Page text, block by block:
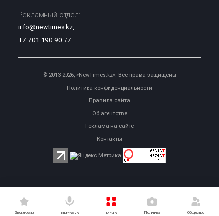
Эксклюзив Интервью Меню Политика Общество
Рекламный отдел:
info@newtimes.kz,
+7 701 190 90 77
© 2013-2026, «NewTimes.kz». Все права защищены
Политика конфиденциальности
Правила сайта
Об агентстве
Реклама на сайте
Контакты